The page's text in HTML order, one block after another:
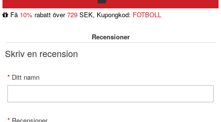
Få 10% rabatt över729 SEK, Kupongkod: FOTBOLL
Recensioner
Skriv en recension
Ditt namn